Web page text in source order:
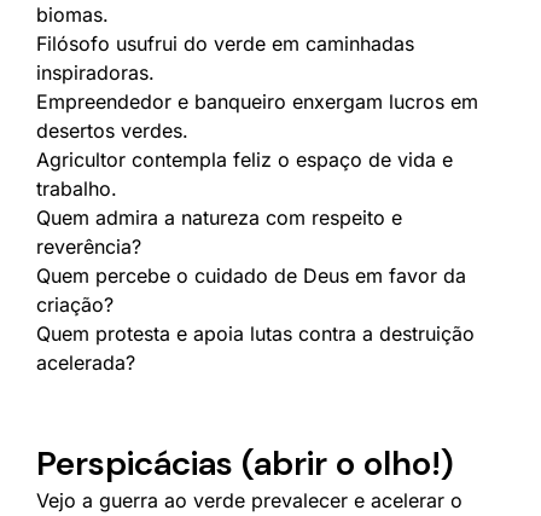
biomas.
Filósofo usufrui do verde em caminhadas
inspiradoras.
Empreendedor e banqueiro enxergam lucros em
desertos verdes.
Agricultor contempla feliz o espaço de vida e
trabalho.
Quem admira a natureza com respeito e
reverência?
Quem percebe o cuidado de Deus em favor da
criação?
Quem protesta e apoia lutas contra a destruição
acelerada?
Perspicácias (abrir o olho!)
Vejo a guerra ao verde prevalecer e acelerar o